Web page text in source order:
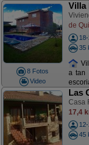
8 Fotos
Video
Villa
de
35
a tan
Las
Casa
17,4
45